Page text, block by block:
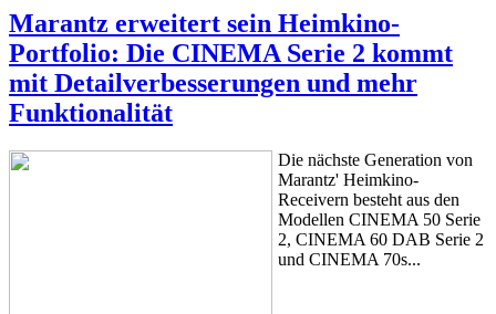
Marantz erweitert sein Heimkino-
Portfolio: Die CINEMA Serie 2 kommt
mit Detailverbesserungen und mehr
Funktionalität
Die nächste Generation von
Marantz' Heimkino-
Receivern besteht aus den
Modellen CINEMA 50 Serie
2, CINEMA 60 DAB Serie 2
und CINEMA 70s...